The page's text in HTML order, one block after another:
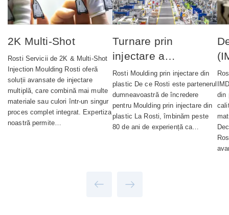
2K Multi-Shot
Rosti Servicii de 2K & Multi‑Shot
Injection Moulding Rosti oferă
soluții avansate de injectare
multiplă, care combină mai multe
materiale sau culori într-un singur
proces complet integrat. Expertiza
noastră permite…
Turnare prin
injectare a
materialelor plastice
Rosti Moulding prin injectare din
plastic De ce Rosti este partenerul
dumneavoastră de încredere
pentru Moulding prin injectare din
plastic La Rosti, îmbinăm peste
80 de ani de experiență ca…
din